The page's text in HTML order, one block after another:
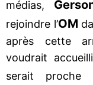
médias,
rejoindre l’OM
après cette
voudrait
serait proche